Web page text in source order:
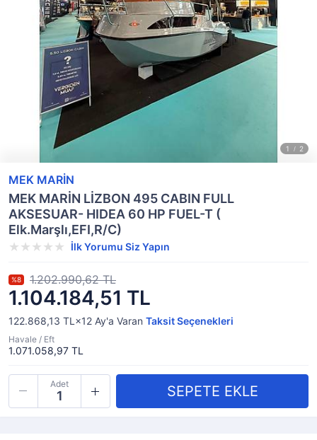
MEK MARİN
MEK MARİN LİZBON 495 CABIN FULL
AKSESUAR- HIDEA 60 HP FUEL-T (
Elk.Marşlı,EFI,R/C)
İlk Yorumu Siz Yapın
1.104.184,51 TL
%8 1.202.990,62 TL
122.868,13 TL×12 Ay'a Varan Taksit Seçenekleri
Havale / Eft
1.071.058,97 TL
Adet